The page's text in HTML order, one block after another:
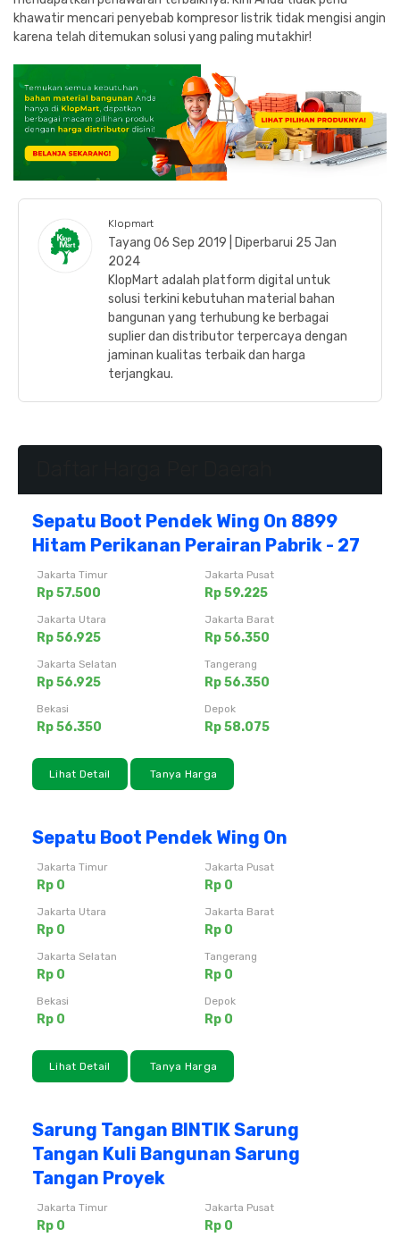
khawatir mencari penyebab kompresor listrik tidak mengisi angin
karena telah ditemukan solusi yang paling mutakhir!
Klopmart
Tayang 06 Sep 2019 | Diperbarui 25 Jan
2024
KlopMart adalah platform digital untuk
solusi terkini kebutuhan material bahan
bangunan yang terhubung ke berbagai
suplier dan distributor terpercaya dengan
jaminan kualitas terbaik dan harga
terjangkau.
Sepatu Boot Pendek Wing On 8899
Hitam Perikanan Perairan Pabrik - 27
Jakarta Timur
Rp 57.500
Jakarta Pusat
Rp 59.225
Jakarta Utara
Rp 56.925
Jakarta Barat
Rp 56.350
Jakarta Selatan
Rp 56.925
Tangerang
Rp 56.350
Bekasi
Rp 56.350
Depok
Rp 58.075
Lihat Detail Tanya Harga
Sepatu Boot Pendek Wing On
Jakarta Timur
Rp 0
Jakarta Pusat
Rp 0
Jakarta Utara
Rp 0
Jakarta Barat
Rp 0
Jakarta Selatan
Rp 0
Tangerang
Rp 0
Bekasi
Rp 0
Depok
Rp 0
Lihat Detail Tanya Harga
Sarung Tangan BINTIK Sarung
Tangan Kuli Bangunan Sarung
Tangan Proyek
Jakarta Timur
Rp 0
Jakarta Pusat
Rp 0